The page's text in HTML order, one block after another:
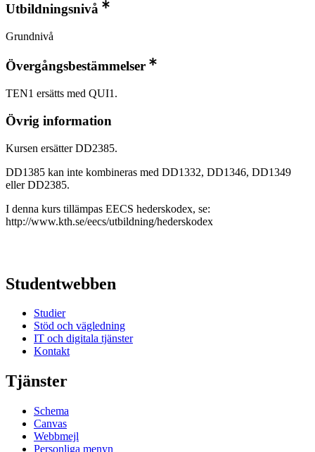
Utbildningsnivå
Grundnivå
Övergångsbestämmelser
TEN1 ersätts med QUI1.
Övrig information
Kursen ersätter DD2385.
DD1385 kan inte kombineras med DD1332, DD1346, DD1349
eller DD2385.
I denna kurs tillämpas EECS hederskodex, se:
http://www.kth.se/eecs/utbildning/hederskodex
Studentwebben
Studier
Stöd och vägledning
IT och digitala tjänster
Kontakt
Tjänster
Schema
Canvas
Webbmejl
Personliga menyn